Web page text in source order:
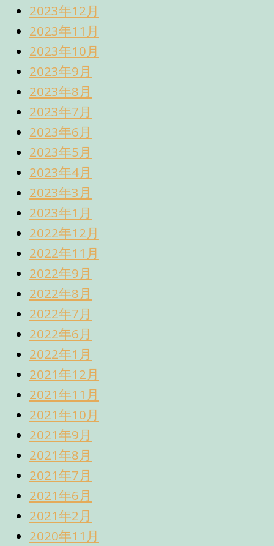
2023年12月
2023年11月
2023年10月
2023年9月
2023年8月
2023年7月
2023年6月
2023年5月
2023年4月
2023年3月
2023年1月
2022年12月
2022年11月
2022年9月
2022年8月
2022年7月
2022年6月
2022年1月
2021年12月
2021年11月
2021年10月
2021年9月
2021年8月
2021年7月
2021年6月
2021年2月
2020年11月